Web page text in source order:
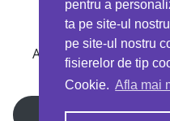
pentru a
ta pe site-ul
pe site-ul nostru
fisierelor de tip
Cookie. Afla mai
Ai 40%reducere la